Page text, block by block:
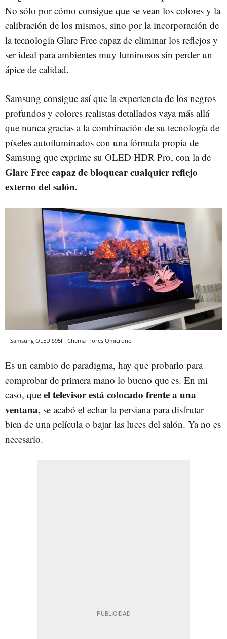
No sólo por cómo consigue que se vean los colores y la
calibración de los mismos, sino por la incorporación de
la tecnología Glare Free capaz de eliminar los reflejos y
ser ideal para ambientes muy luminosos sin perder un
ápice de calidad.
Samsung consigue así que la experiencia de los negros
profundos y colores realistas detallados vaya más allá
que nunca gracias a la combinación de su tecnología de
píxeles autoiluminados con una fórmula propia de
Samsung que exprime su OLED HDR Pro, con la de
Glare Free capaz de bloquear cualquier reflejo
externo del salón.
Samsung OLED S95F Chema Flores Omicrono
Es un cambio de paradigma, hay que probarlo para
comprobar de primera mano lo bueno que es. En mi
caso, que el televisor está colocado frente a una
ventana, se acabó el echar la persiana para disfrutar
bien de una película o bajar las luces del salón. Ya no es
necesario.